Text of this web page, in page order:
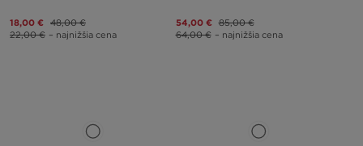
18,00 € 48,00 €
22,00 € – najnižšia cena
54,00 € 85,00 €
64,00 € – najnižšia cena